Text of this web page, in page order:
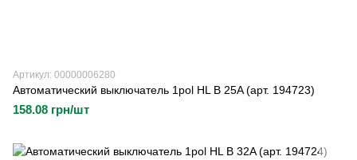
Артикул: 00000006280
Автоматический выключатель 1pol HL B 25A (арт. 194723)
158.08 грн/шт